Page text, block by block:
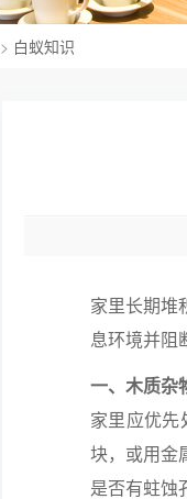
白蚁知识
家里长期堆
息环境并阻
一、木质杂
家里应优先
块，或用金
是否有蛀蚀